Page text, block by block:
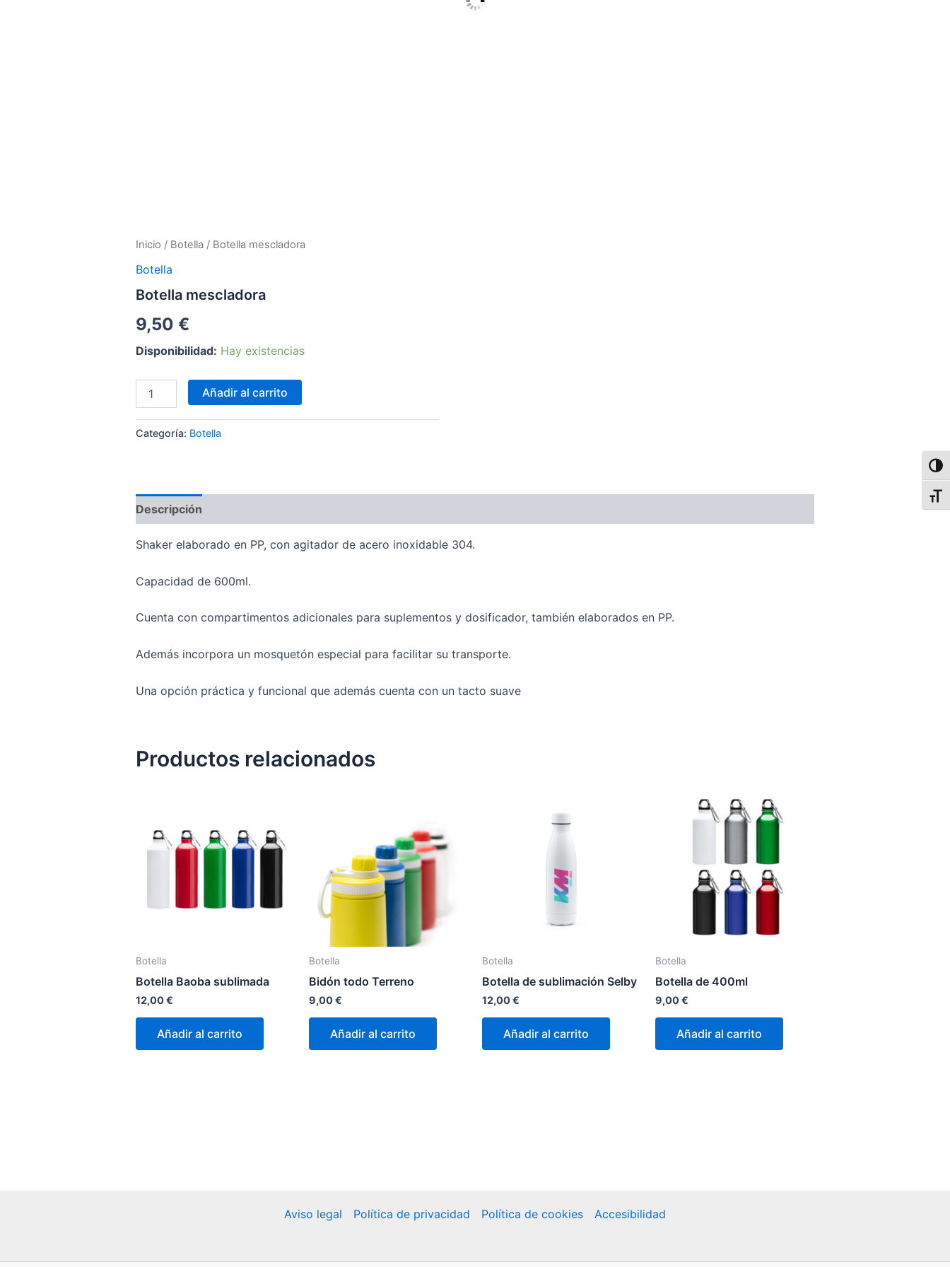
Inicio / Botella / Botella mescladora
Botella
Botella mescladora
9,50 €
Disponibilidad: Hay existencias
mescladora
Añadir al carrito
Categoría: Botella
Descripción
Shaker elaborado en PP, con agitador de acero inoxidable 304.
Capacidad de 600ml.
Cuenta con compartimentos adicionales para suplementos y dosificador, también elaborados en PP.
Además incorpora un mosquetón especial para facilitar su transporte.
Una opción práctica y funcional que además cuenta con un tacto suave
Productos relacionados
Botella
Botella Baoba sublimada
12,00€
Añadir al carrito
Botella
Bidón todo Terreno
9,00€
Añadir al carrito
Botella
Botella de sublimación Selby
12,00€
Añadir al carrito
Botella
Botella de 400ml
9,00€
Añadir al carrito
Aviso legal Política de privacidad Política de cookies Accesibilidad